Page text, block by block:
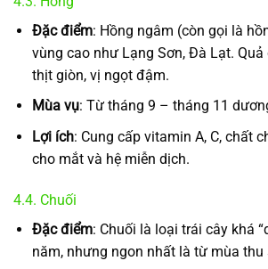
Đặc điểm: Hồng ngâm (còn gọi là
vùng cao như Lạng Sơn, Đà Lạt.
thịt giòn, vị ngọt đậm.
Mùa vụ: Từ tháng 9 – tháng 11
Lợi ích: Cung cấp vitamin A, C, chất
cho mắt và hệ miễn dịch.
4.4. Chuối
Đặc điểm: Chuối là loại trái cây khá
năm, nhưng ngon nhất là từ mùa